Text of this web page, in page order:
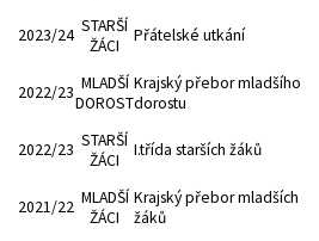
2023/24 STARŠÍ
ŽÁCI
Přátelské utkání
2022/23 MLADŠÍ
DOROST
Krajský přebor mladšího
dorostu
2022/23 STARŠÍ
ŽÁCI
I.třída starších žáků
2021/22 MLADŠÍ
ŽÁCI
Krajský přebor mladších
žáků